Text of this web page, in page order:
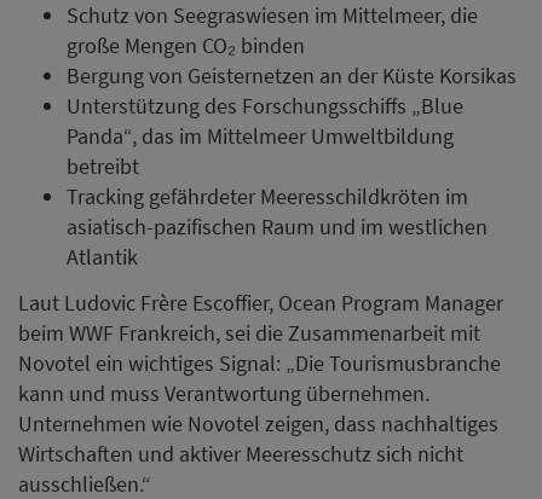
Schutz von Seegraswiesen im Mittelmeer, die
große Mengen CO₂ binden
Bergung von Geisternetzen an der Küste Korsikas
Unterstützung des Forschungsschiffs „Blue
Panda“, das im Mittelmeer Umweltbildung
betreibt
Tracking gefährdeter Meeresschildkröten im
asiatisch-pazifischen Raum und im westlichen
Atlantik
Laut Ludovic Frère Escoffier, Ocean Program Manager
beim WWF Frankreich, sei die Zusammenarbeit mit
Novotel ein wichtiges Signal: „Die Tourismusbranche
kann und muss Verantwortung übernehmen.
Unternehmen wie Novotel zeigen, dass nachhaltiges
Wirtschaften und aktiver Meeresschutz sich nicht
ausschließen.“